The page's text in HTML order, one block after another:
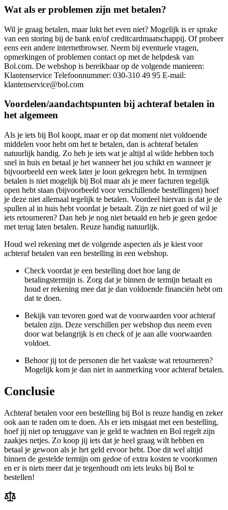
Wat als er problemen zijn met betalen?
Wil je graag betalen, maar lukt het even niet? Mogelijk is er sprake
van een storing bij de bank en/of creditcardmaatschappij. Of probeer
eens een andere internetbrowser. Neem bij eventuele vragen,
opmerkingen of problemen contact op met de helpdesk van
Bol.com. De webshop is bereikbaar op de volgende manieren:
Klantenservice Telefoonnummer: 030-310 49 95 E-mail:
klantenservice@bol.com
Voordelen/aandachtspunten bij achteraf betalen in
het algemeen
Als je iets bij Bol koopt, maar er op dat moment niet voldoende
middelen voor hebt om het te betalen, dan is achteraf betalen
natuurlijk handig. Zo heb je iets wat je altijd al wilde hebben toch
snel in huis en betaal je het wanneer het jou schikt en wanneer je
bijvoorbeeld een week later je loon gekregen hebt. In termijnen
betalen is niet mogelijk bij Bol maar als je meer facturen tegelijk
open hebt staan (bijvoorbeeld voor verschillende bestellingen) hoef
je deze niet allemaal tegelijk te betalen. Voordeel hiervan is dat je de
spullen al in huis hebt voordat je betaalt. Zijn ze niet goed of wil je
iets retourneren? Dan heb je nog niet betaald en heb je geen gedoe
met terug laten betalen. Reuze handig natuurlijk.
Houd wel rekening met de volgende aspecten als je kiest voor
achteraf betalen van een bestelling in een webshop.
Check voordat je een bestelling doet hoe lang de
betalingstermijn is. Zorg dat je binnen de termijn betaalt en
houd er rekening mee dat je dan voldoende financiën hebt om
dat te doen.
Bekijk van tevoren goed wat de voorwaarden voor achteraf
betalen zijn. Deze verschillen per webshop dus neem even
door wat belangrijk is en check of je aan alle voorwaarden
voldoet.
Behoor jij tot de personen die het vaakste wat retourneren?
Mogelijk kom je dan niet in aanmerking voor achteraf betalen.
Conclusie
Achteraf betalen voor een bestelling bij Bol is reuze handig en zeker
ook aan te raden om te doen. Als er iets misgaat met een bestelling,
hoef jij niet op teruggave van je geld te wachten en Bol regelt zijn
zaakjes netjes. Zo koop jij iets dat je heel graag wilt hebben en
betaal je gewoon als je het geld ervoor hebt. Doe dit wel altijd
binnen de gestelde termijn om gedoe of extra kosten te voorkomen
en er is niets meer dat je tegenhoudt om iets leuks bij Bol te
bestellen!